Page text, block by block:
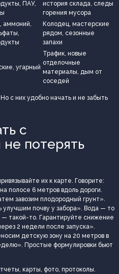
ПАУ,
история склада, следы
горения мусора
аммоний,
Колодец, мастерские
рядом, сезонные
запахи
угарный
Трафик, новые
отделочные
материалы, дым от
соседей
с них удобно начать и не забыть
с
потерять
их к карте. Говорите:
полосе 6 метров вдоль дороги.
завозим плодородный грунт».
улучшим почву у забора». Вода — то
такой-то. Гарантируйте снижение
2 недели после запуска».
детскую зону на 20 метров в
Простые формулировки бьют
карты, фото, протоколы.